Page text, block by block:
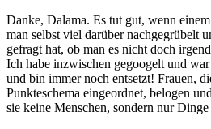
Danke, Dalama. Es tut gut, wenn
man selbst viel darüber nachgegrübelt
gefragt hat, ob man es nicht doch
Ich habe inzwischen gegoogelt und
und bin immer noch entsetzt! Frauen,
Punkteschema eingeordnet, belogen
sie keine Menschen, sondern nur